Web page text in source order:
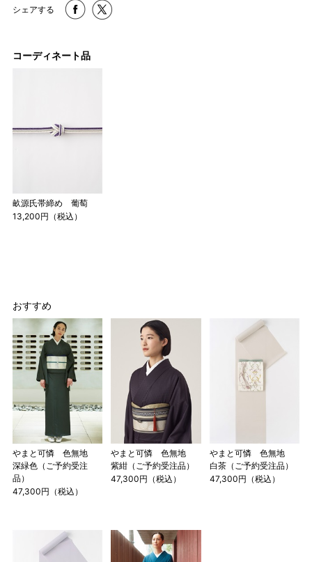
店舗一覧はこちら
シェアする
コーディネート品
畝源氏帯締め 葡萄
13,200円（税込）
おすすめ
やまと可憐 色無地
深緑色（ご予約受注
品）
47,300円（税込）
やまと可憐 色無地
紫紺（ご予約受注品）
47,300円（税込）
やまと可憐 色無地
白茶（ご予約受注品）
47,300円（税込）